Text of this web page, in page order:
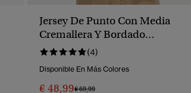
Jersey De Punto Con Media
Cremallera Y Bordado
Essential (4)
Disponible En Más Colores
€ 48,99Precio Rebajado De
€ 69,99A